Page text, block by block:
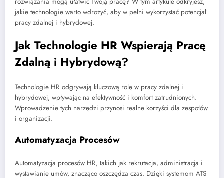
jakie technologie warto wdrożyć, aby w pełni wykorzystać potencjał
pracy zdalnej i hybrydowej.
Jak Technologie HR Wspierają Pracę
Zdalną i Hybrydową?
Technologie HR odgrywają kluczową rolę w pracy zdalnej i
hybrydowej, wpływając na efektywność i komfort zatrudnionych.
Wprowadzenie tych narzędzi przynosi realne korzyści dla zespołów
i organizacji.
Automatyzacja Procesów
Automatyzacja procesów HR, takich jak rekrutacja, administracja i
wystawianie umów, znacząco oszczędza czas. Dzięki systemom ATS